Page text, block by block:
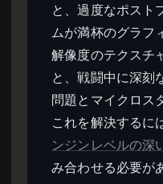
と、過度なポスト
ムが満杯のグラフ
解像度のテクスチ
と、戦闘中に深刻
問題とマイクロス
これを解決するに
ンジンレベルの深
み合わせる必要が